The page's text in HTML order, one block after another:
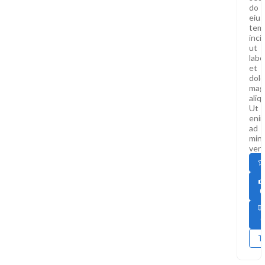
do
ut
et
Ut
ad
0
0